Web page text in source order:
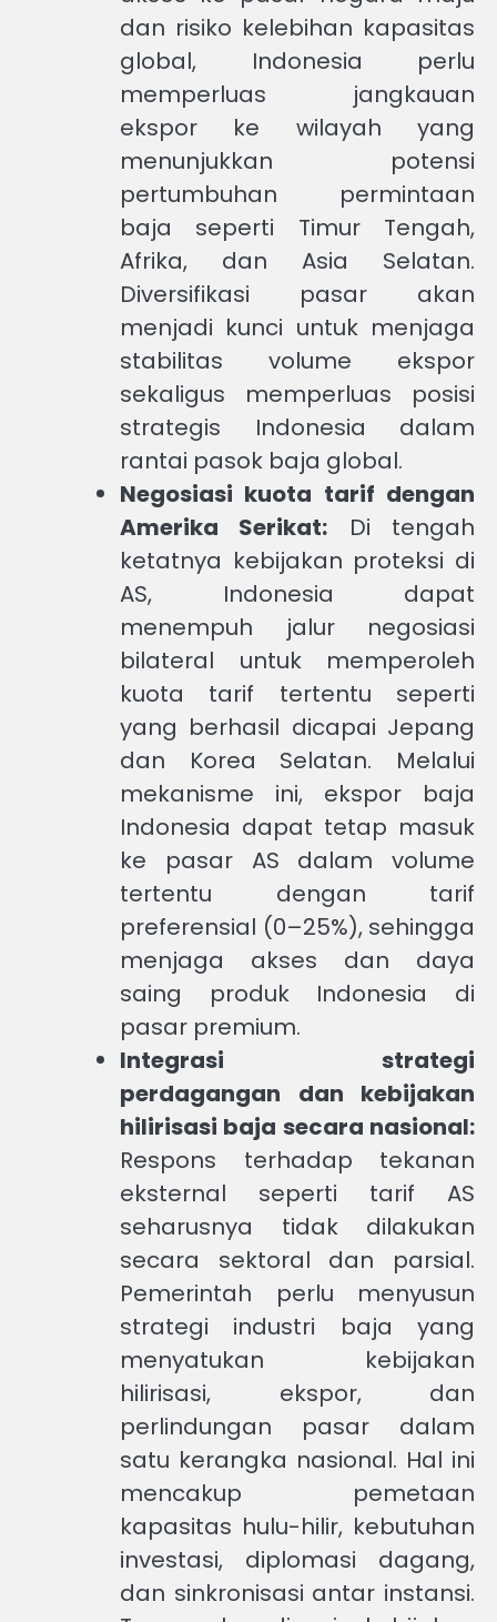
dan risiko kelebihan kapasitas
global, Indonesia perlu
memperluas jangkauan
ekspor ke wilayah yang
menunjukkan potensi
pertumbuhan permintaan
baja seperti Timur Tengah,
Afrika, dan Asia Selatan.
Diversifikasi pasar akan
menjadi kunci untuk menjaga
stabilitas volume ekspor
sekaligus memperluas posisi
strategis Indonesia dalam
rantai pasok baja global.
Negosiasi kuota tarif dengan
Amerika Serikat: Di tengah
ketatnya kebijakan proteksi di
AS, Indonesia dapat
menempuh jalur negosiasi
bilateral untuk memperoleh
kuota tarif tertentu seperti
yang berhasil dicapai Jepang
dan Korea Selatan. Melalui
mekanisme ini, ekspor baja
Indonesia dapat tetap masuk
ke pasar AS dalam volume
tertentu dengan tarif
preferensial (0–25%), sehingga
menjaga akses dan daya
saing produk Indonesia di
pasar premium.
Integrasi strategi
perdagangan dan kebijakan
hilirisasi baja secara nasional:
Respons terhadap tekanan
eksternal seperti tarif AS
seharusnya tidak dilakukan
secara sektoral dan parsial.
Pemerintah perlu menyusun
strategi industri baja yang
menyatukan kebijakan
hilirisasi, ekspor, dan
perlindungan pasar dalam
satu kerangka nasional. Hal ini
mencakup pemetaan
kapasitas hulu-hilir, kebutuhan
investasi, diplomasi dagang,
dan sinkronisasi antar instansi.